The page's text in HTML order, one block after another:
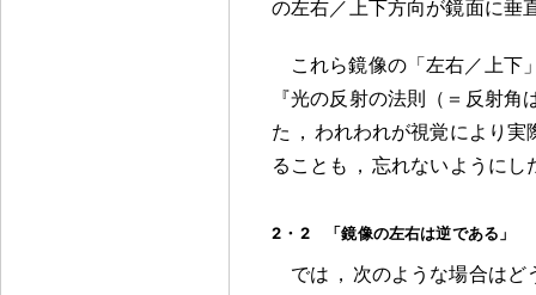
の左右／上下方向が鏡面に垂
これら鏡像の「左右／上下
『光の反射の法則（＝反射
た ， われわれが視覚により実
ることも ， 忘れないようにし
2 ・ 2 「鏡像の左右は逆である」
では ， 次のような場合はど